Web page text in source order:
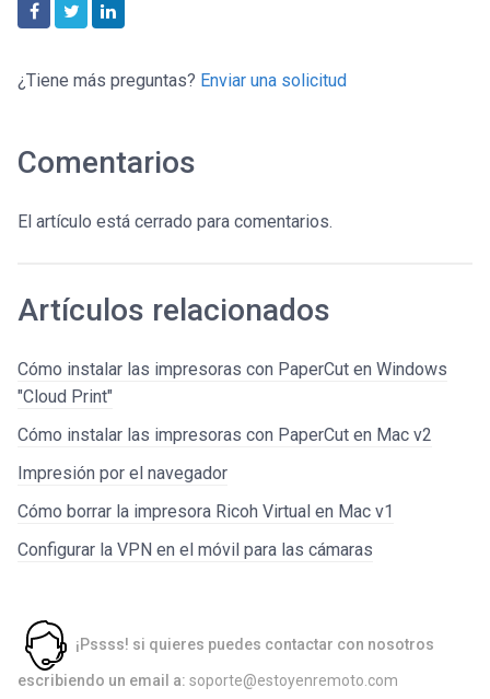
FacebookTwitter
¿Tiene más preguntas? Enviar una solicitud
Comentarios
El artículo está cerrado para comentarios.
Artículos relacionados
Cómo instalar las impresoras con PaperCut en Windows
"Cloud Print"
Cómo instalar las impresoras con PaperCut en Mac v2
Impresión por el navegador
Cómo borrar la impresora Ricoh Virtual en Mac v1
Configurar la VPN en el móvil para las cámaras
¡Pssss! si quieres puedes contactar con nosotros
escribiendo un email a: soporte@estoyenremoto.com